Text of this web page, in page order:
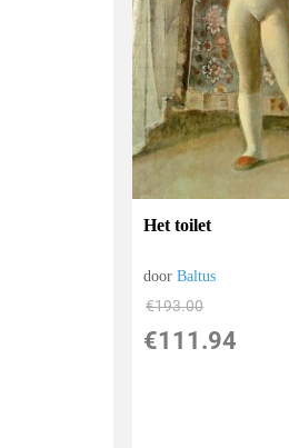
Het toilet
doorBaltus
€193.00
€111.94